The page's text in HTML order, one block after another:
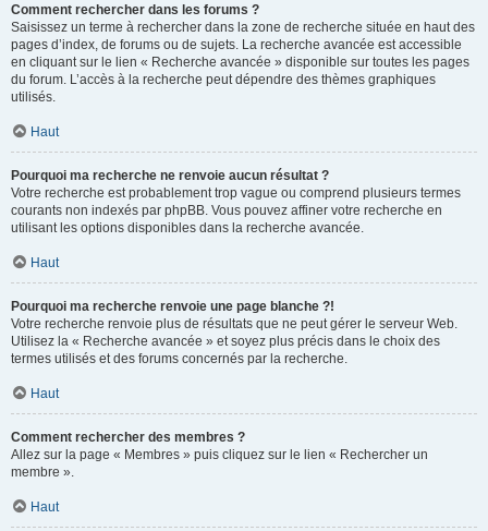
Comment rechercher dans les forums ?
Saisissez un terme à rechercher dans la zone de recherche située en haut des
pages d’index, de forums ou de sujets. La recherche avancée est accessible
en cliquant sur le lien « Recherche avancée » disponible sur toutes les pages
du forum. L’accès à la recherche peut dépendre des thèmes graphiques
utilisés.
Haut
Pourquoi ma recherche ne renvoie aucun résultat ?
Votre recherche est probablement trop vague ou comprend plusieurs termes
courants non indexés par phpBB. Vous pouvez affiner votre recherche en
utilisant les options disponibles dans la recherche avancée.
Haut
Pourquoi ma recherche renvoie une page blanche ?!
Votre recherche renvoie plus de résultats que ne peut gérer le serveur Web.
Utilisez la « Recherche avancée » et soyez plus précis dans le choix des
termes utilisés et des forums concernés par la recherche.
Haut
Comment rechercher des membres ?
Allez sur la page « Membres » puis cliquez sur le lien « Rechercher un
membre ».
Haut